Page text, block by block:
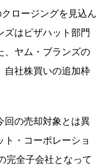
ロージングを見込ん
ズはピザハット部門
、ヤム・ブランズの
自社株買いの追加枠
の売却対象とは異
ト・コーポレーショ
完全子会社となって